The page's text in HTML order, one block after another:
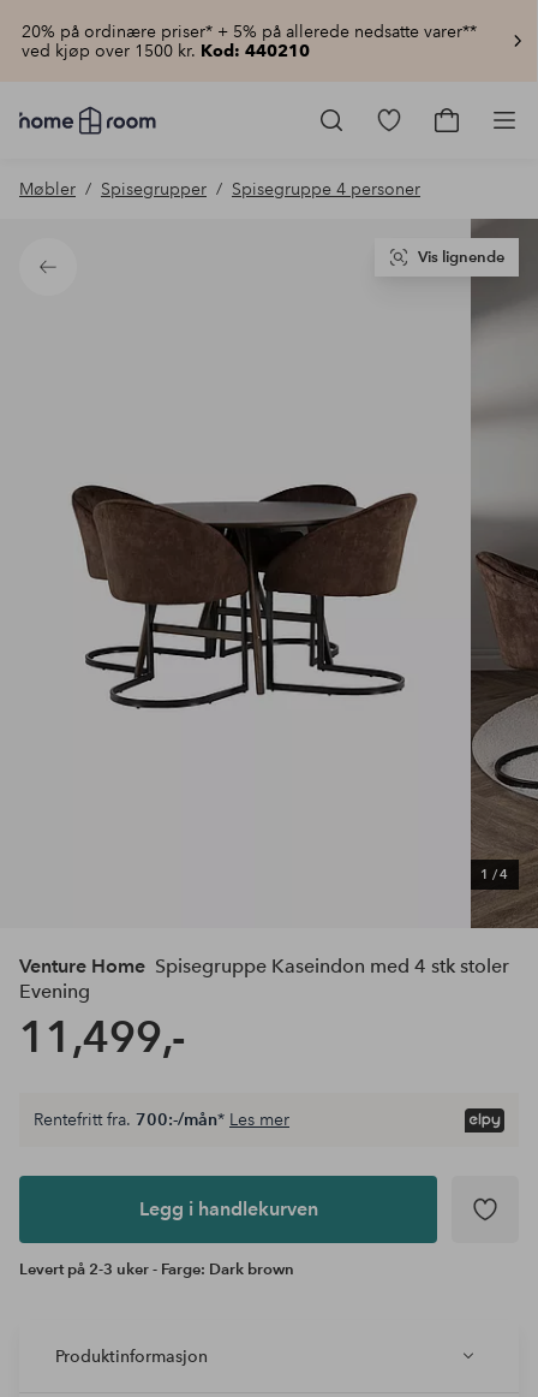
20% på ordinære priser* + 5% på allerede nedsatte varer**
ved kjøp over 1500 kr. Kod: 440210
Homeroom
–
hjemmet
pris
Gå
produkter
Gå
Møbler Spisegrupper Spisegruppe 4 personer
Tilbake
1 /4
Vis lignende
Venture Home Spisegruppe Kaseindon med 4 stk stoler
Evening
11,499,-
Legg i
Rentefritt fra. 700:-/mån* Les mer
Legg i handlekurven
Levert på 2-3 uker - Farge: Dark brown
Produktinformasjon